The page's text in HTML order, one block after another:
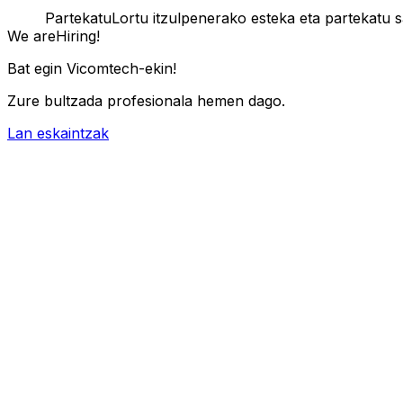
PartekatuLortu itzulpenerako esteka eta partekatu
We areHiring!
Bat egin Vicomtech-ekin!
Zure bultzada profesionala hemen dago.
Lan eskaintzak